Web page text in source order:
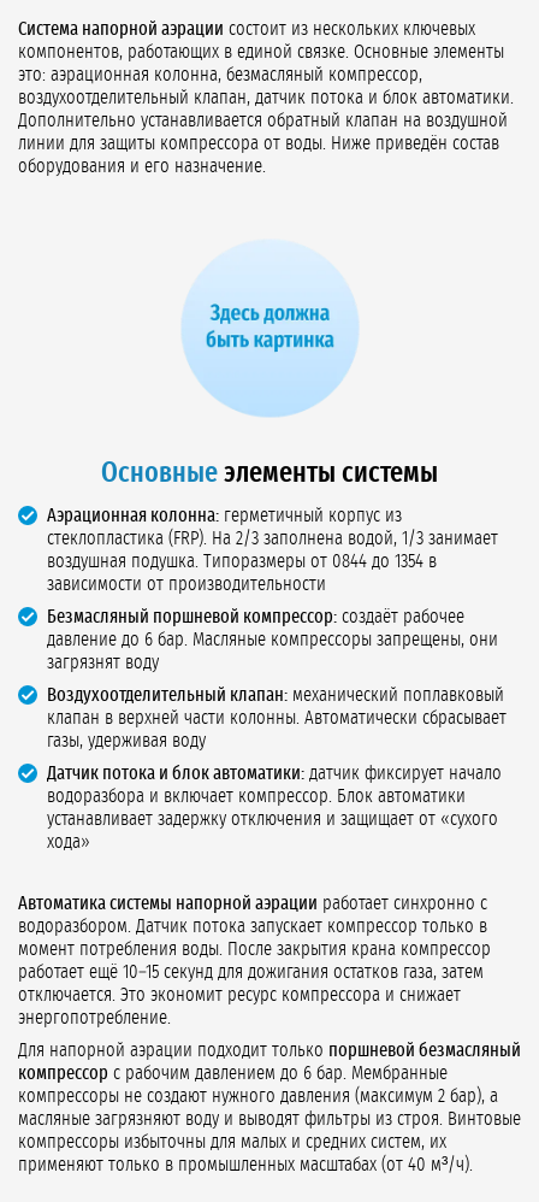
Система напорной аэрации состоит из нескольких ключевых
компонентов, работающих в единой связке. Основные элементы
это: аэрационная колонна, безмасляный компрессор,
воздухоотделительный клапан, датчик потока и блок автоматики.
Дополнительно устанавливается обратный клапан на воздушной
линии для защиты компрессора от воды. Ниже приведён состав
оборудования и его назначение.
Основные элементы системы
Аэрационная колонна: герметичный корпус из
стеклопластика (FRP). На 2/3 заполнена водой, 1/3 занимает
воздушная подушка. Типоразмеры от 0844 до 1354 в
зависимости от производительности
Безмасляный поршневой компрессор: создаёт рабочее
давление до 6 бар. Масляные компрессоры запрещены, они
загрязнят воду
Воздухоотделительный клапан: механический поплавковый
клапан в верхней части колонны. Автоматически сбрасывает
газы, удерживая воду
Датчик потока и блок автоматики: датчик фиксирует начало
водоразбора и включает компрессор. Блок автоматики
устанавливает задержку отключения и защищает от «сухого
хода»
Автоматика системы напорной аэрации работает синхронно с
водоразбором. Датчик потока запускает компрессор только в
момент потребления воды. После закрытия крана компрессор
работает ещё 10–15 секунд для дожигания остатков газа, затем
отключается. Это экономит ресурс компрессора и снижает
энергопотребление.
Для напорной аэрации подходит только поршневой безмасляный
компрессор с рабочим давлением до 6 бар. Мембранные
компрессоры не создают нужного давления (максимум 2 бар), а
масляные загрязняют воду и выводят фильтры из строя. Винтовые
компрессоры избыточны для малых и средних систем, их
применяют только в промышленных масштабах (от 40 м³/ч).